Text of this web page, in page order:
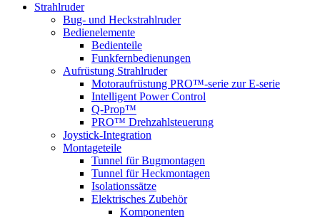
Strahlruder
Bug- und Heckstrahlruder
Bedienelemente
Bedienteile
Funkfernbedienungen
Aufrüstung Strahlruder
Motoraufrüstung PRO™-serie zur E-serie
Intelligent Power Control
Q-Prop™
PRO™ Drehzahlsteuerung
Joystick-Integration
Montageteile
Tunnel für Bugmontagen
Tunnel für Heckmontagen
Isolationssätze
Elektrisches Zubehör
Komponenten